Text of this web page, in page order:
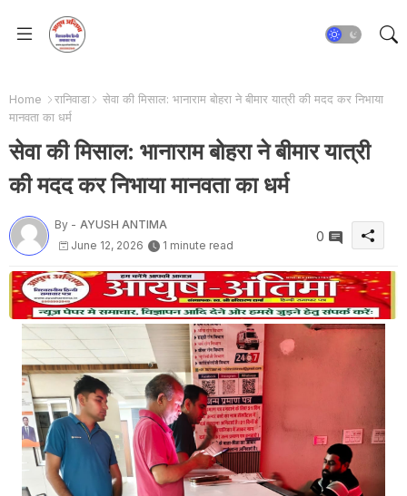
Home रानिवाडा
सेवा की मिसाल: भानाराम बोहरा ने बीमार यात्री की मदद कर निभाया
मानवता का धर्म
सेवा की मिसाल: भानाराम बोहरा ने बीमार यात्री
की मदद कर निभाया मानवता का धर्म
By - AYUSH ANTIMA
June 12, 2026
1 minute read
0